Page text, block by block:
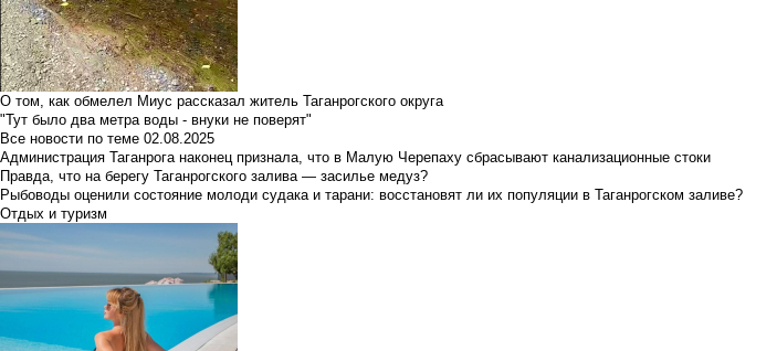
О том, как обмелел Миус рассказал житель Таганрогского округа
"Тут было два метра воды - внуки не поверят"
Все новости по теме 02.08.2025
Администрация Таганрога наконец признала, что в Малую Черепаху сбрасывают канализационные стоки
Правда, что на берегу Таганрогского залива — засилье медуз?
Рыбоводы оценили состояние молоди судака и тарани: восстановят ли их популяции в Таганрогском заливе?
Отдых и туризм